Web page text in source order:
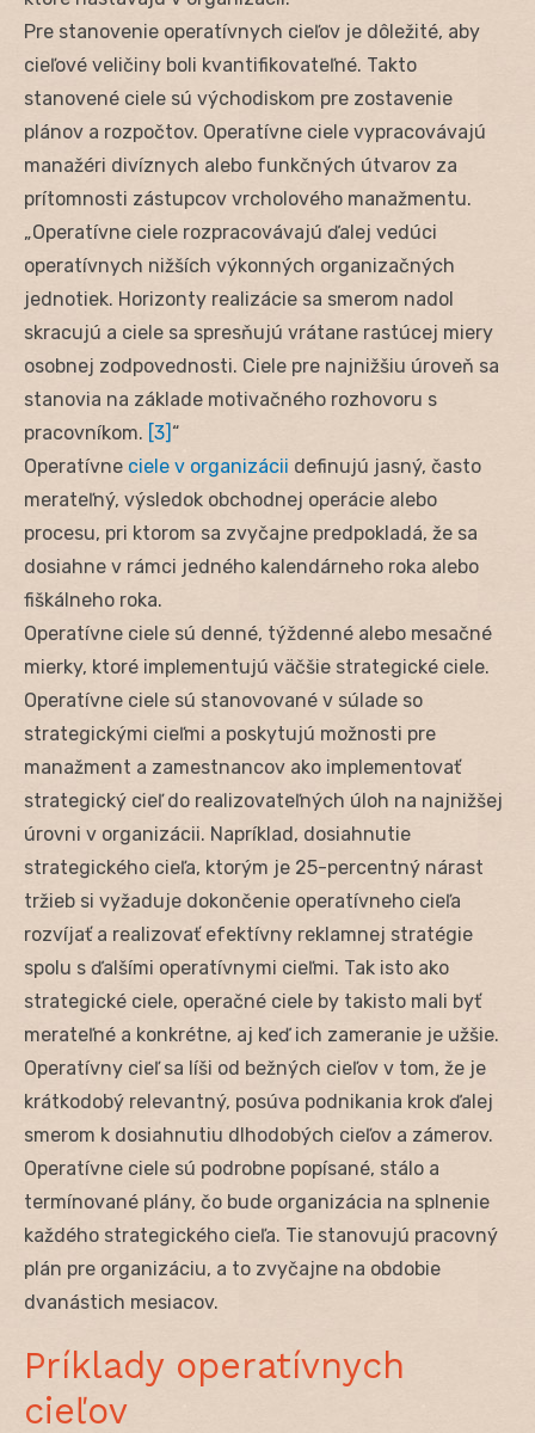
Pre stanovenie operatívnych cieľov je dôležité, aby
cieľové veličiny boli kvantifikovateľné. Takto
stanovené ciele sú východiskom pre zostavenie
plánov a rozpočtov. Operatívne ciele vypracovávajú
manažéri divíznych alebo funkčných útvarov za
prítomnosti zástupcov vrcholového manažmentu.
„Operatívne ciele rozpracovávajú ďalej vedúci
operatívnych nižších výkonných organizačných
jednotiek. Horizonty realizácie sa smerom nadol
skracujú a ciele sa spresňujú vrátane rastúcej miery
osobnej zodpovednosti. Ciele pre najnižšiu úroveň sa
stanovia na základe motivačného rozhovoru s
pracovníkom. [3] “
Operatívne ciele v organizácii definujú jasný, často
merateľný, výsledok obchodnej operácie alebo
procesu, pri ktorom sa zvyčajne predpokladá, že sa
dosiahne v rámci jedného kalendárneho roka alebo
fiškálneho roka.
Operatívne ciele sú denné, týždenné alebo mesačné
mierky, ktoré implementujú väčšie strategické ciele.
Operatívne ciele sú stanovované v súlade so
strategickými cieľmi a poskytujú možnosti pre
manažment a zamestnancov ako implementovať
strategický cieľ do realizovateľných úloh na najnižšej
úrovni v organizácii. Napríklad, dosiahnutie
strategického cieľa, ktorým je 25-percentný nárast
tržieb si vyžaduje dokončenie operatívneho cieľa
rozvíjať a realizovať efektívny reklamnej stratégie
spolu s ďalšími operatívnymi cieľmi. Tak isto ako
strategické ciele, operačné ciele by takisto mali byť
merateľné a konkrétne, aj keď ich zameranie je užšie.
Operatívny cieľ sa líši od bežných cieľov v tom, že je
krátkodobý relevantný, posúva podnikania krok ďalej
smerom k dosiahnutiu dlhodobých cieľov a zámerov.
Operatívne ciele sú podrobne popísané, stálo a
termínované plány, čo bude organizácia na splnenie
každého strategického cieľa. Tie stanovujú pracovný
plán pre organizáciu, a to zvyčajne na obdobie
dvanástich mesiacov.
Príklady operatívnych
cieľov